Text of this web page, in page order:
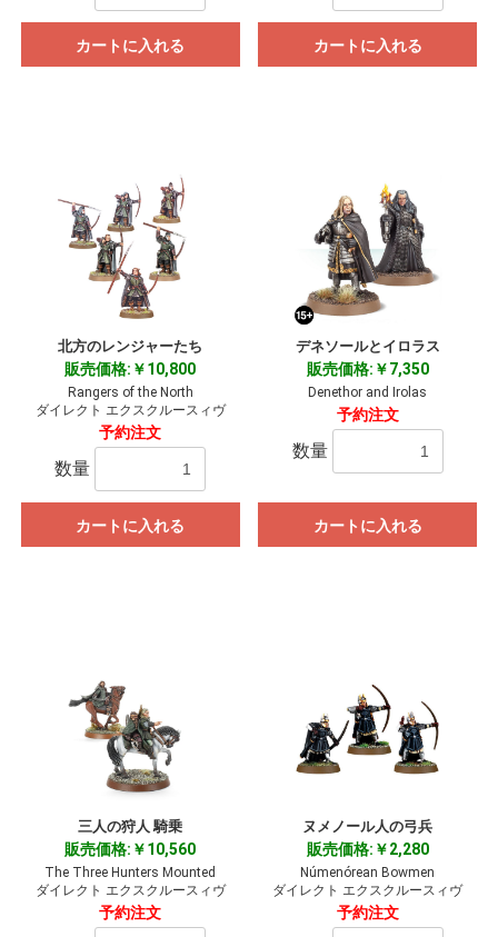
カートに入れる カートに入れる
北方のレンジャーたち
販売価格:￥10,800
Rangers of the North
ダイレクト エクスクルースィヴ
予約注文
数量
カートに入れる
デネソールとイロラス
販売価格:￥7,350
Denethor and Irolas
予約注文
数量
カートに入れる
三人の狩人 騎乗
販売価格:￥10,560
The Three Hunters Mounted
ダイレクト エクスクルースィヴ
予約注文
ヌメノール人の弓兵
販売価格:￥2,280
Númenórean Bowmen
ダイレクト エクスクルースィヴ
予約注文